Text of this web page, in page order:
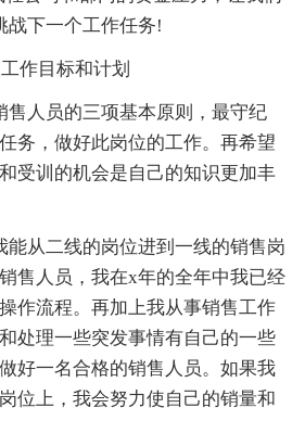
战下一个工作任务!
作目标和计划
售人员的三项基本原则，最守纪
务，做好此岗位的工作。再希望
受训的机会是自己的知识更加丰
能从二线的岗位进到一线的销售岗
售人员，我在x年的全年中我已经
作流程。再加上我从事销售工作
处理一些突发事情有自己的一些
好一名合格的销售人员。如果我
位上，我会努力使自己的销量和